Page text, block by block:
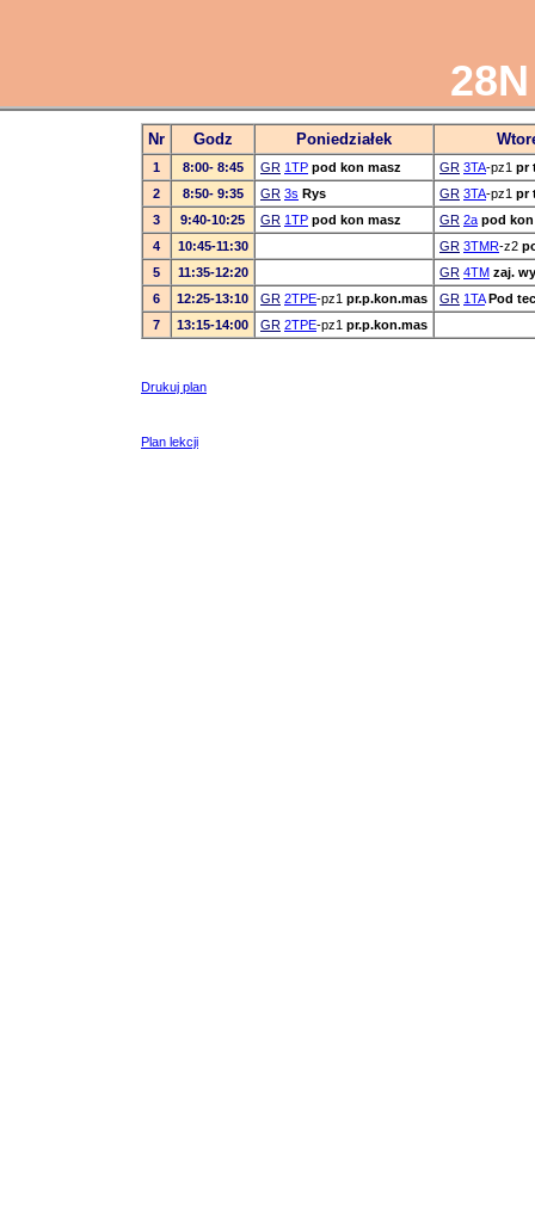
Nr Godz Poniedziałek
1 8:00- 8:45 GR 1TP pod kon masz GR 3TA-pz1 pr
2
8:50- 9:35 GR 3s Rys GR 3TA-pz1 pr
3
9:40-10:25 GR 1TP pod kon masz GR 2a pod
4
10:45-11:30 GR 3TMR-z2
5
11:35-12:20 GR 4TM zaj.
6
12:25-13:10 GR 2TPE-pz1 pr.p.kon.mas GR 1TA Pod
7
13:15-14:00 GR 2TPE-pz1 pr.p.kon.mas
Drukuj plan
Plan lekcji